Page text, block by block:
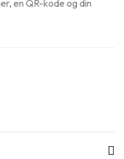
en QR-kode og din